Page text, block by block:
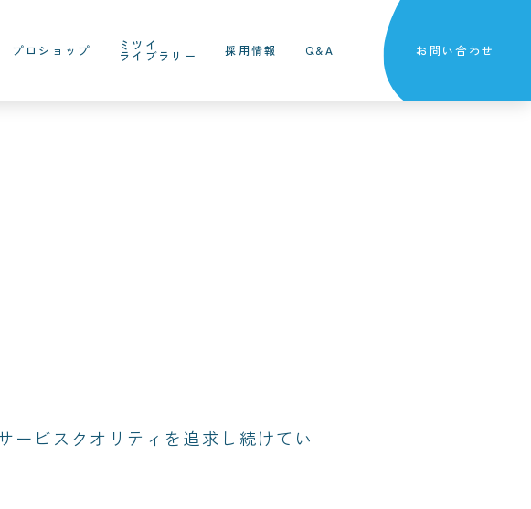
プロショップ ミツイ
ライブラリー 採用情報 Q&A お問い合わせ
ービスクオリティを追求し続けてい